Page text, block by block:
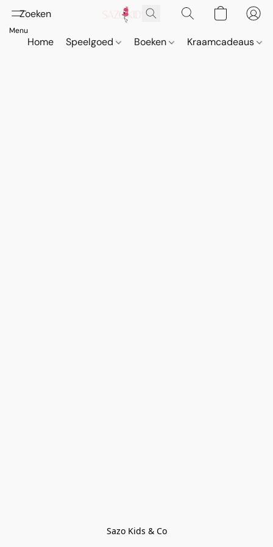
Home Speelgoed Boeken Kraamcadeaus
Sazo Kids & Co